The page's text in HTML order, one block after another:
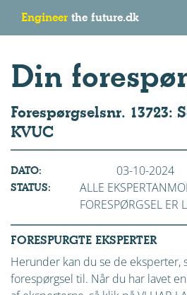
Engineer the future.dk
Din
Forespørgselsnr. 13723:
KVUC
DATO: 03-10-2024
STATUS:
ALLE
FORESPØRGSEL ER
FORESPURGTE EKSPERTER
Herunder kan du se de eksperter,
forespørgsel til. Når du har lavet